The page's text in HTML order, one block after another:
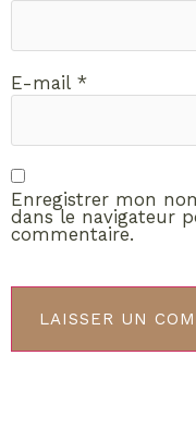
E-mail *
Enregistrer mon
dans le navigateur
commentaire.